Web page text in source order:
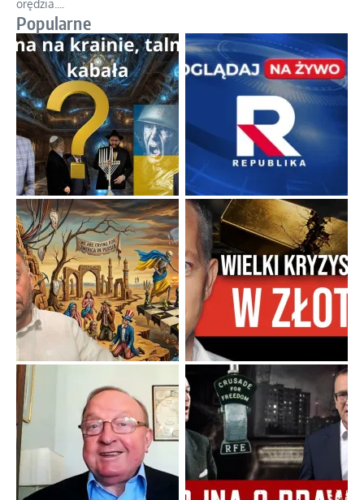
Niewygodne kulisy alpejskiego objawienia
Watykan woli skupiać się na łagodnym wizerunku Maryi,
ukrywając przed światem pełną i bardziej surową treść jej
orędzia....
Popularne